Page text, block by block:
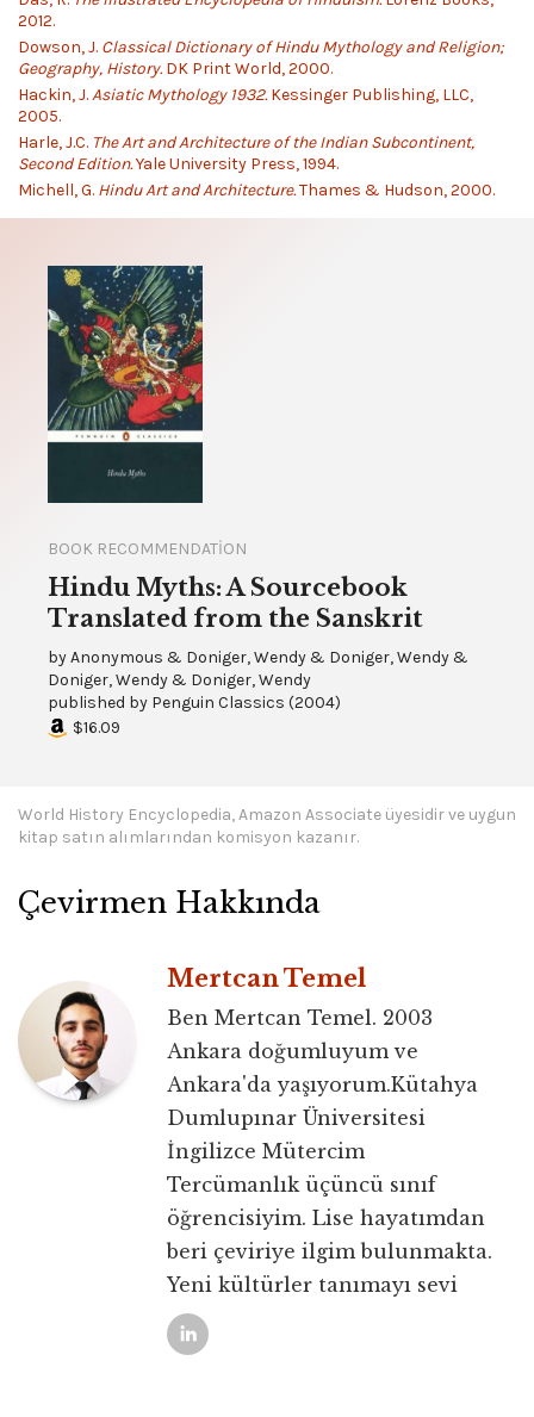
2012.
Dowson, J. Classical Dictionary of Hindu Mythology and Religion;
Geography, History.DK Print World, 2000.
Hackin, J.Asiatic Mythology 1932.Kessinger Publishing, LLC,
2005.
Harle, J.C. The Art and Architecture of the Indian Subcontinent,
Second Edition.Yale University Press, 1994.
Michell, G. Hindu Art and Architecture.Thames & Hudson, 2000.
BOOK RECOMMENDATION
Hindu Myths: A Sourcebook
Translated from the Sanskrit
byAnonymous & Doniger, Wendy & Doniger, Wendy &
Doniger, Wendy & Doniger, Wendy
published by Penguin Classics (2004)
$16.09
World History Encyclopedia, Amazon Associate üyesidir ve uygun
kitap satın alımlarından komisyon kazanır.
Çevirmen Hakkında
Mertcan Temel
Ben Mertcan Temel. 2003
Ankara doğumluyum ve
Ankara'da yaşıyorum.Kütahya
Dumlupınar Üniversitesi
İngilizce Mütercim
Tercümanlık üçüncü sınıf
öğrencisiyim. Lise hayatımdan
beri çeviriye ilgim bulunmakta.
Yeni kültürler tanımayı sevi